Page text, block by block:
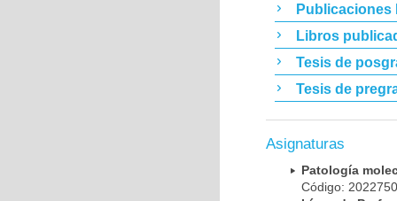
Publicaciones
Libros
Tesis de
Tesis de
Asignaturas
Patología
Código: